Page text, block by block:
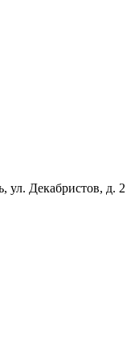
ул. Декабристов, д. 2